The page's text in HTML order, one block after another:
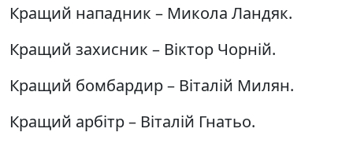
Кращий нападник – Микола Ландяк.
Кращий захисник – Віктор Чорній.
Кращий бомбардир – Віталій Милян.
Кращий арбітр – Віталій Гнатьо.